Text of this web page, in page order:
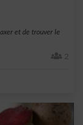
et de trouver le
2